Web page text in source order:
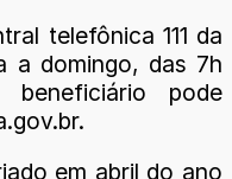
telefônica 111 da
a domingo, das 7h
pode
em abril do ano